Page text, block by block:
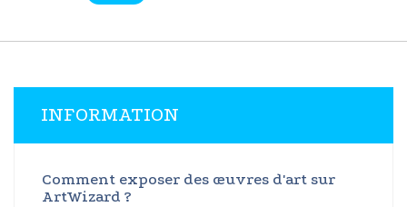
INFORMATION
Comment exposer des œuvres d'art sur
ArtWizard ?